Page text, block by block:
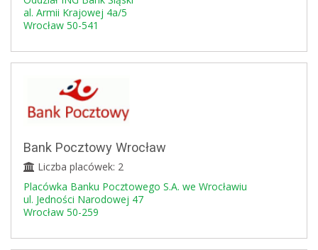
al. Armii Krajowej 4a/5
Wrocław 50-541
Bank Pocztowy Wrocław
Liczba placówek: 2
Placówka Banku Pocztowego S.A. we Wrocławiu
ul. Jedności Narodowej 47
Wrocław 50-259